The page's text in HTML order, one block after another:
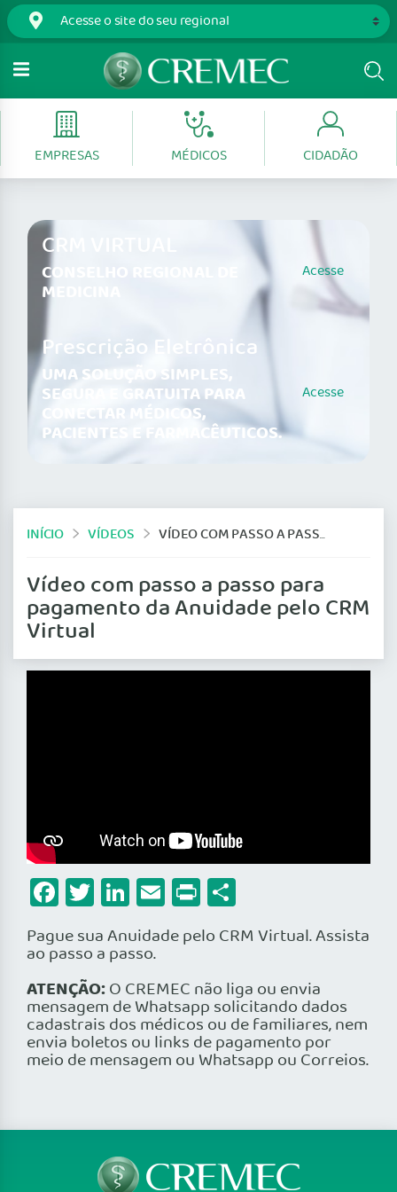
EMPRESAS MÉDICOS CIDADÃO
CRM VIRTUAL
CONSELHO REGIONAL DE
MEDICINA
Acesse
Prescrição Eletrônica
UMA SOLUÇÃO SIMPLES,
SEGURA E GRATUITA PARA
CONECTAR MÉDICOS,
PACIENTES E FARMACÊUTICOS.
Acesse
INÍCIO VÍDEOS VÍDEO COM PASSO A PASSO PARA PAGAMENTO DA ANUIDADE PELO CRM VIRTUAL
Vídeo com passo a passo para
pagamento da Anuidade pelo CRM
Virtual
Facebook
Twitter
LinkedIn
Email
Print
Pague sua Anuidade pelo CRM Virtual. Assista
ao passo a passo.
ATENÇÃO:O CREMEC não liga ou envia
mensagem de Whatsapp solicitando dados
cadastrais dos médicos ou de familiares, nem
envia boletos ou links de pagamento por
meio de mensagem ou Whatsapp ou Correios.